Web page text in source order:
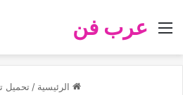
عرب فن
القائمة
الرئيسية / تحميل